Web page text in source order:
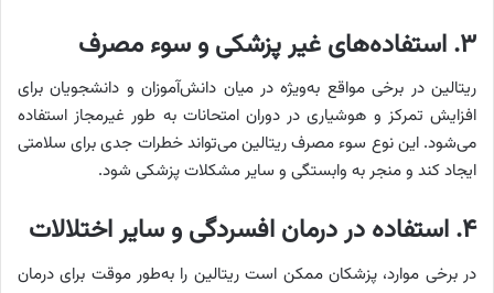
۳. استفاده‌های غیر پزشکی و سوء مصرف
ریتالین در برخی مواقع به‌ویژه در میان دانش‌آموزان و دانشجویان برای
افزایش تمرکز و هوشیاری در دوران امتحانات به طور غیرمجاز استفاده
می‌شود. این نوع سوء مصرف ریتالین می‌تواند خطرات جدی برای سلامتی
ایجاد کند و منجر به وابستگی و سایر مشکلات پزشکی شود.
۴. استفاده در درمان افسردگی و سایر اختلالات
در برخی موارد، پزشکان ممکن است ریتالین را به‌طور موقت برای درمان